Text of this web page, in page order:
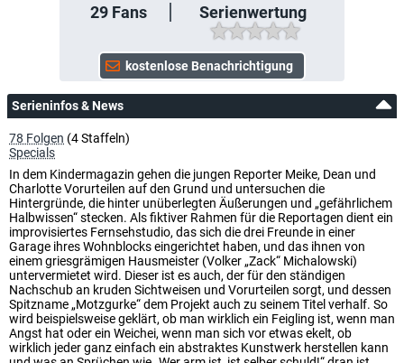
29Fans Serienwertung
Serieninfos & News
78 Folgen (4 Staffeln)
Specials
In dem Kindermagazin gehen die jungen Reporter Meike, Dean und
Charlotte Vorurteilen auf den Grund und untersuchen die
Hintergründe, die hinter unüberlegten Äußerungen und „gefährlichem
Halbwissen“ stecken. Als fiktiver Rahmen für die Reportagen dient ein
improvisiertes Fernsehstudio, das sich die drei Freunde in einer
Garage ihres Wohnblocks eingerichtet haben, und das ihnen von
einem griesgrämigen Hausmeister (Volker „Zack“ Michalowski)
untervermietet wird. Dieser ist es auch, der für den ständigen
Nachschub an kruden Sichtweisen und Vorurteilen sorgt, und dessen
Spitzname „Motzgurke“ dem Projekt auch zu seinem Titel verhalf. So
wird beispielsweise geklärt, ob man wirklich ein Feigling ist, wenn man
Angst hat oder ein Weichei, wenn man sich vor etwas ekelt, ob
wirklich jeder ganz einfach ein abstraktes Kunstwerk herstellen kann